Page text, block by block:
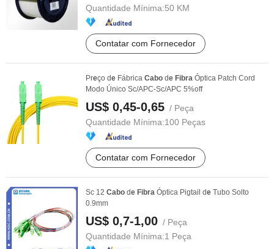
Quantidade Mínima:50 KM
Contatar com Fornecedor
Preço de Fábrica Cabo de Fibra Óptica Patch Cord
Modo Único Sc/APC-Sc/APC 5%off
US$ 0,45-0,65 / Peça
Quantidade Mínima:100 Peças
Contatar com Fornecedor
Sc 12 Cabo de Fibra Óptica Pigtail de Tubo Solto
0.9mm
US$ 0,7-1,00 / Peça
Quantidade Mínima:1 Peça